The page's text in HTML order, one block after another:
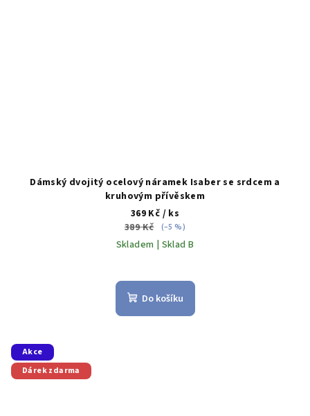
Dámský dvojitý ocelový náramek Isaber se srdcem a
kruhovým přívěskem
369 Kč / ks
389 Kč
(–5 %)
Skladem | Sklad B
Do košíku
Akce
Dárek zdarma